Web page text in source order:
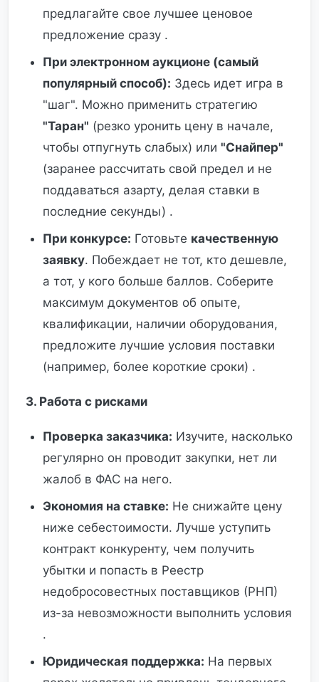
предлагайте свое лучшее ценовое
предложение сразу .
При электронном аукционе (самый
популярный способ): Здесь идет игра в
"шаг". Можно применить стратегию
"Таран" (резко уронить цену в начале,
чтобы отпугнуть слабых) или "Снайпер"
(заранее рассчитать свой предел и не
поддаваться азарту, делая ставки в
последние секунды) .
При конкурсе: Готовьте качественную
заявку. Побеждает не тот, кто дешевле,
а тот, у кого больше баллов. Соберите
максимум документов об опыте,
квалификации, наличии оборудования,
предложите лучшие условия поставки
(например, более короткие сроки) .
3. Работа с рисками
Проверка заказчика: Изучите, насколько
регулярно он проводит закупки, нет ли
жалоб в ФАС на него.
Экономия на ставке: Не снижайте цену
ниже себестоимости. Лучше уступить
контракт конкуренту, чем получить
убытки и попасть в Реестр
недобросовестных поставщиков (РНП)
из-за невозможности выполнить условия
.
Юридическая поддержка: На первых